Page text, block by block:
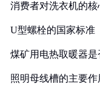
消费者对洗衣机的
U型螺栓的国家标准
煤矿用电热取暖器
照明母线槽的主要作